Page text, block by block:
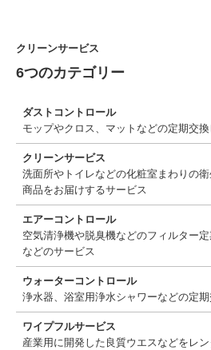
クリーンサービス
6つのカテゴリー
ダストコントロール
モップやクロス、マットなどの定期交
クリーンサービス
洗面所やトイレなどの化粧室まわりの
商品をお届けするサービス
エアーコントロール
空気清浄機や脱臭機などのフィルター
などのサービス
ウォーターコントロール
浄水器、浴室用浄水シャワーなどの定
ワイプフルサービス
産業用に開発した良質ウエスなどをレ